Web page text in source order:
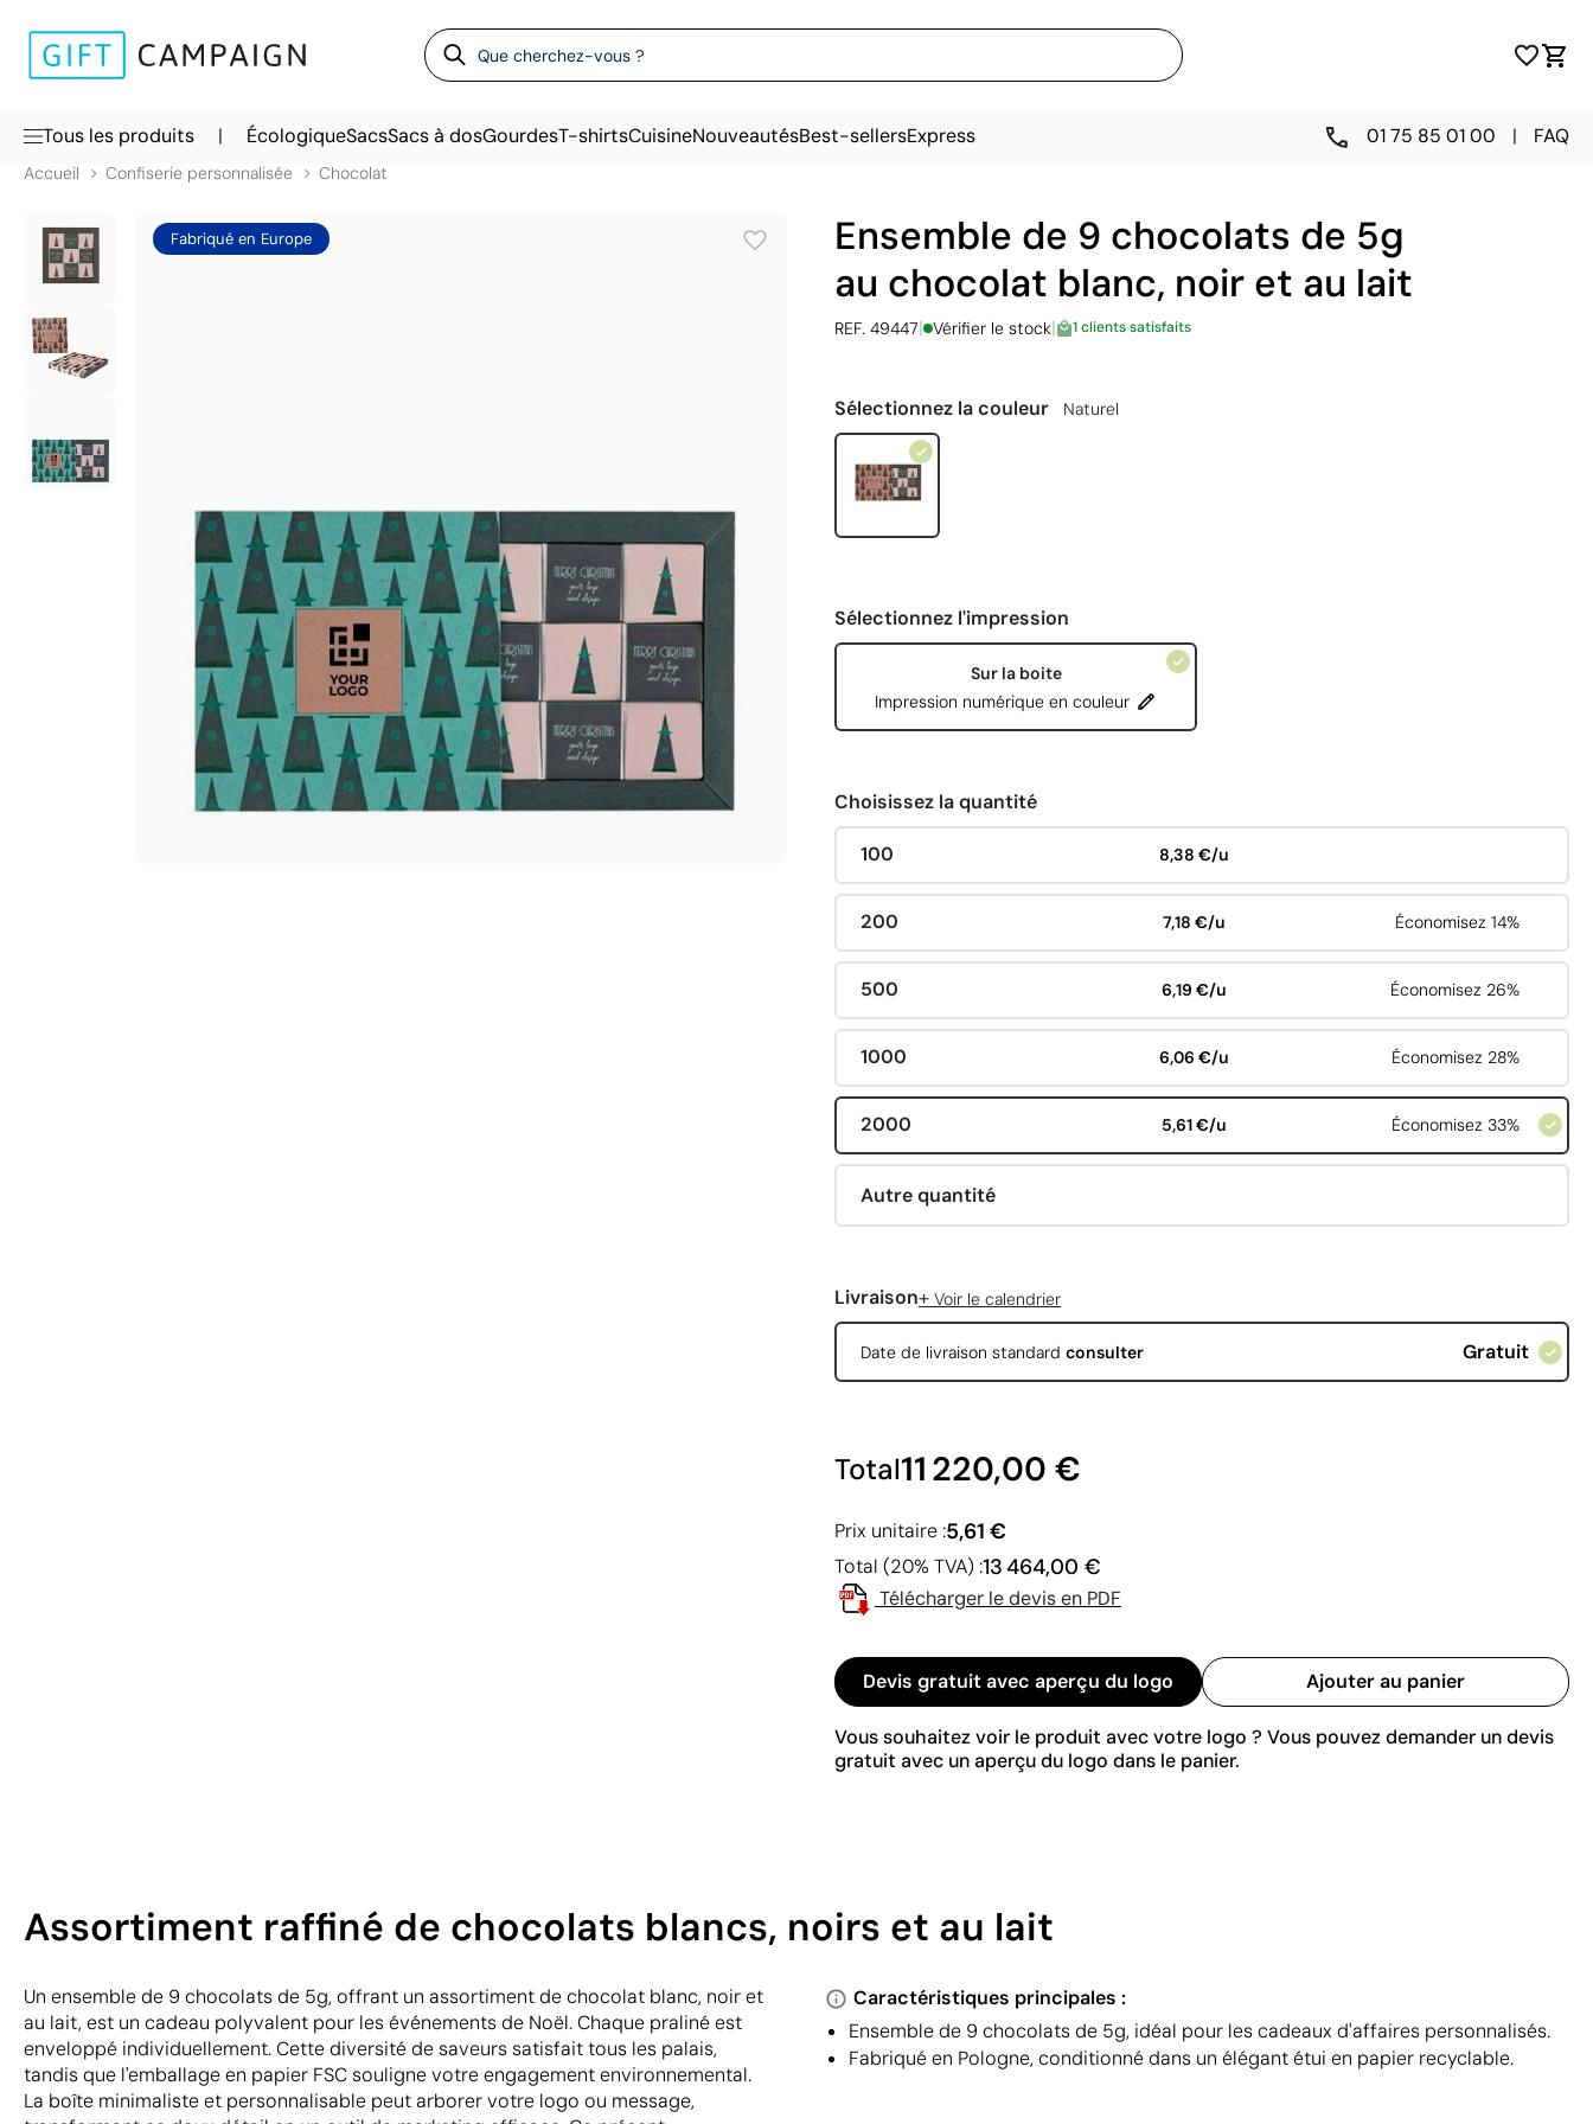
Tous les produits | ÉcologiqueSacsSacs à dosGourdesT-shirtsCuisineNouveautésBest-sellersExpress 01 75 85 01 00 | FAQ
Accueil Confiserie personnalisée Chocolat
Fabriqué en Europe
Ensemble de 9 chocolats de 5g
au chocolat blanc, noir et au lait
REF. 49447| Vérifier le stock| 1 clients satisfaits
Sélectionnez la couleur Naturel
Sélectionnez l'impression
Sur la boite
Impression numérique en couleur
Choisissez la quantité
100 8,38 €/u
200 7,18 €/u Économisez 14%
500 6,19 €/u Économisez 26%
1000 6,06 €/u Économisez 28%
2000 5,61 €/u Économisez 33%
Autre quantité
Livraison+ Voir le calendrier
Date de livraison standard consulter Gratuit
Total11 220,00 €
Prix unitaire :5,61 €
Total (20% TVA) :13 464,00 €
Télécharger le devis en PDF
Devis gratuit avec aperçu du logo Ajouter au panier
Vous souhaitez voir le produit avec votre logo ? Vous pouvez demander un devis
gratuit avec un aperçu du logo dans le panier.
Assortiment raffiné de chocolats blancs, noirs et au lait
Un ensemble de 9 chocolats de 5g, offrant un assortiment de chocolat blanc, noir et
au lait, est un cadeau polyvalent pour les événements de Noël. Chaque praliné est
enveloppé individuellement. Cette diversité de saveurs satisfait tous les palais,
tandis que l'emballage en papier FSC souligne votre engagement environnemental.
La boîte minimaliste et personnalisable peut arborer votre logo ou message,
Caractéristiques principales :
Ensemble de 9 chocolats de 5g, idéal pour les cadeaux d'affaires personnalisés.
Fabriqué en Pologne, conditionné dans un élégant étui en papier recyclable.